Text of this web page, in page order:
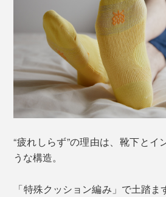
“疲れしらず”の理由は、靴下とイ
うな構造。
「特殊クッション編み」で土踏